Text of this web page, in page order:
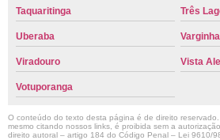
Taquaritinga Três
Uberaba Varginha
Viradouro Vista
Votuporanga
O conteúdo do texto desta página é de direito
mesmo citando nossos links, é proibida sem a
direito autoral – artigo 184 do Código Penal – Lei 9610/